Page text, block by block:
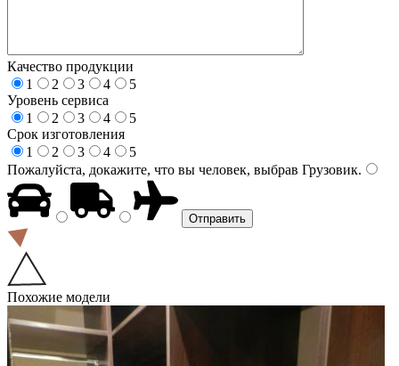
Качество продукции
1
2 3 4
5
Уровень сервиса
1
2 3 4
5
Срок изготовления
1
2 3 4
5
Пожалуйста, докажите, что вы человек, выбрав Грузовик.
Похожие модели